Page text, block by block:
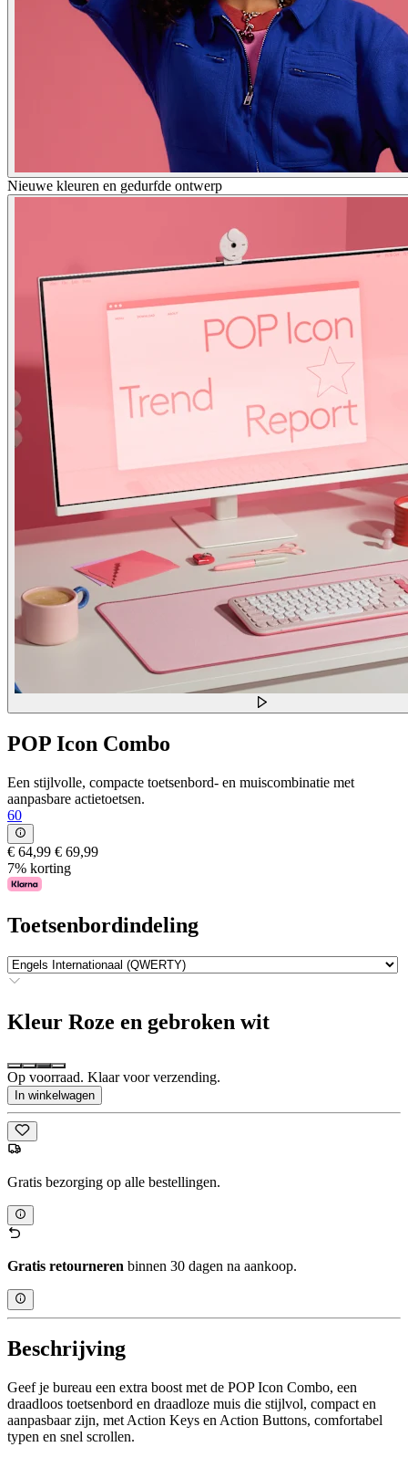
Nieuwe kleuren en gedurfde ontwerp
POP Icon Combo
Een stijlvolle, compacte toetsenbord- en muiscombinatie met
aanpasbare actietoetsen.
60
€ 64,99 € 69,99
7% korting
Toetsenbordindeling
Kleur Roze en gebroken wit
Op voorraad. Klaar voor verzending.
In winkelwagen
Gratis bezorging op alle bestellingen.
Gratis retourneren binnen 30 dagen na aankoop.
Beschrijving
Geef je bureau een extra boost met de POP Icon Combo, een
draadloos toetsenbord en draadloze muis die stijlvol, compact en
aanpasbaar zijn, met Action Keys en Action Buttons, comfortabel
typen en snel scrollen.